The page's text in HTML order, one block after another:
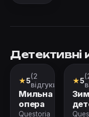
Детективні
Ролевой
квест
★5(2
відгуки)
Мильна
опера
Questoria
★5